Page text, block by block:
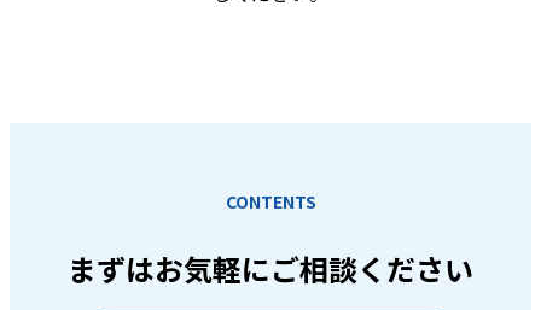
CONTENTS
まずはお気軽にご相談ください